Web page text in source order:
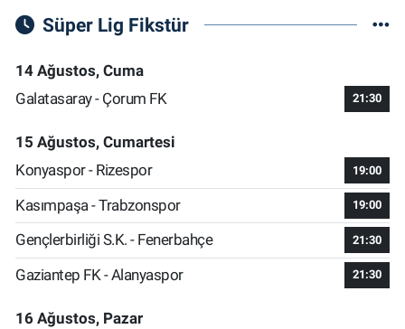
Süper Lig Fikstür
14 Ağustos, Cuma
Galatasaray - Çorum FK
21:30
15 Ağustos, Cumartesi
Konyaspor - Rizespor
19:00
Kasımpaşa - Trabzonspor 19:00
Gençlerbirliği S.K. - Fenerbahçe 21:30
Gaziantep FK - Alanyaspor 21:30
16 Ağustos, Pazar